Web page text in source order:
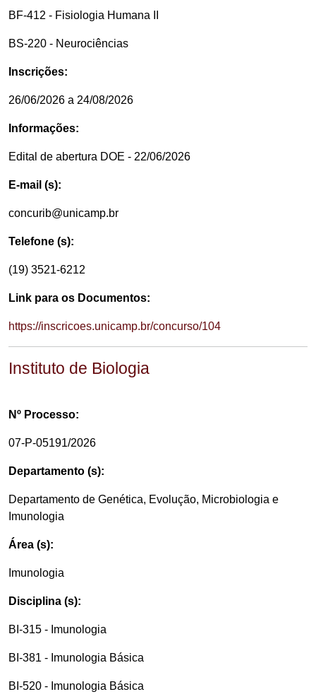
BF-412 - Fisiologia Humana II
BS-220 - Neurociências
Inscrições:
26/06/2026 a 24/08/2026
Informações:
Edital de abertura DOE - 22/06/2026
E-mail (s):
concurib@unicamp.br
Telefone (s):
(19) 3521-6212
Link para os Documentos:
https://inscricoes.unicamp.br/concurso/104
Instituto de Biologia
Nº Processo:
07-P-05191/2026
Departamento (s):
Departamento de Genética, Evolução, Microbiologia e
Imunologia
Área (s):
Imunologia
Disciplina (s):
BI-315 - Imunologia
BI-381 - Imunologia Básica
BI-520 - Imunologia Básica